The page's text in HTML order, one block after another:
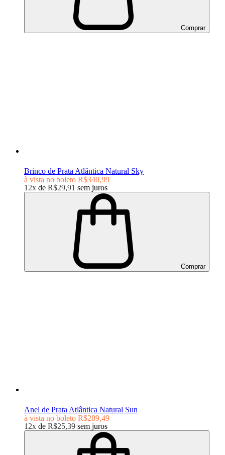
Comprar
Brinco de Prata Atlântica Natural Sky
à vista no boleto R$340,99
12x de R$29,91 sem juros
Comprar
Anel de Prata Atlântica Natural Sun
à vista no boleto R$289,49
12x de R$25,39 sem juros